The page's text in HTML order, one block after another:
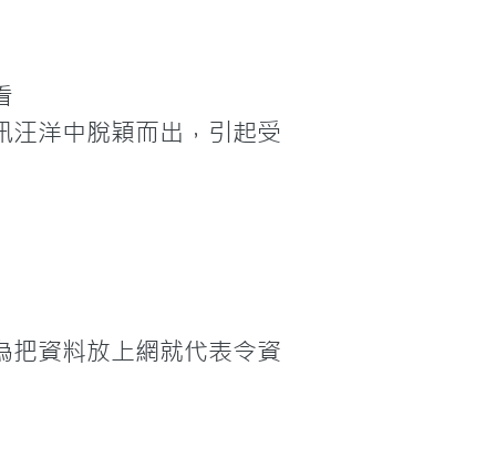
汪洋中脫穎而出，引起受
把資料放上網就代表令資